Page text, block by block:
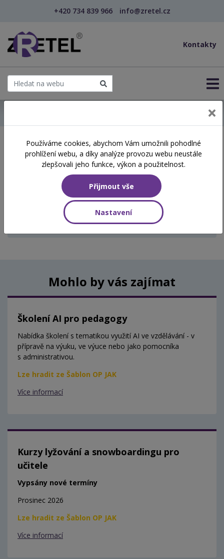
+420 734 839 966 info@zretel.cz
Kontakty
Školení začínající 28. 04.
2026
Aktuálně vypsané termíny
Aktuálně nejsou vypsány žádné termíny.
Mohlo by vás zajímat
Školení AI pro pedagogy
Nabídka školení s tematikou využití AI ve vzdělávání - v
přípravě na výuku, ve výuce nebo jako pomocníka
s administrativou.
Lze hradit ze Šablon OP JAK
Více informací
Kurzy lyžování a snowboardingu pro
učitele
Vypsány nové termíny
Prosinec 2026
Lze hradit ze Šablon OP JAK
Více informací
Používáme cookies, abychom Vám umožnili pohodlné
prohlížení webu, a díky analýze provozu webu neustále
zlepšovali jeho funkce, výkon a použitelnost.
Přijmout vše
Nastavení